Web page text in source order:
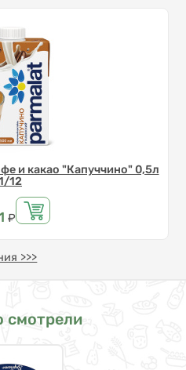
и какао "Капуччино" 0,5л
12
₽
>>>
смотрели